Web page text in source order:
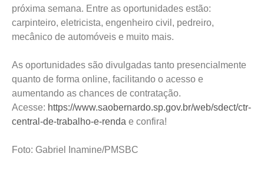
próxima semana. Entre as oportunidades estão:
carpinteiro, eletricista, engenheiro civil, pedreiro,
mecânico de automóveis e muito mais.
As oportunidades são divulgadas tanto presencialmente
quanto de forma online, facilitando o acesso e
aumentando as chances de contratação.
Acesse: https://www.saobernardo.sp.gov.br/web/sdect/ctr-
central-de-trabalho-e-renda e confira!
Foto: Gabriel Inamine/PMSBC